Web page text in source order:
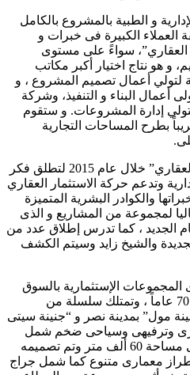
و الطبية بالمشروع بالكامل
الكبيرة فى خبرات و
سواءً على مستوى
و هو نتاج اختيار أكبر مكاتب
لتولي أعمال تصميم المشروع ، و
أعمال البناء و التنفيذ، وشركة
إدارة المشروعات. و ستقوم
بطرح المساحات التجارية
تم تدشين شركة “إنما للتطوير العقاري” خلال عام 2015 لتطلق فكر
وتدعم حركة الاستثمار العقاري
والكوادر البشرية المتميزة
لمجموعة من المشاريع و الذى
الجديد ، كما تدرس إطلاق عدد من
والشيخ زايد وسيتم الكشف
الإستثمارية بالسوق
المصري، ولها باع كبير يزيد عن 70 عاماً ، وتمتلك سلسلة من
مول” بمدينة نصر و “جنينة سيتى
وترفيهى وسياحى ضخم شمل
أيضا جزء للوحدات الفندقية على مساحة 60 ألف متر وتم تصميمه
معمارى متنوع كما شمل جراج